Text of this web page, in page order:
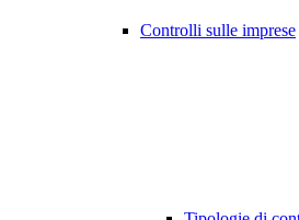
Controlli sulle imprese